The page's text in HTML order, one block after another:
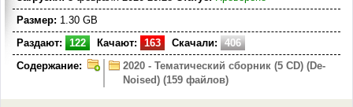
Размер: 1.30 GB
Раздают:
122 Качают: 163 Скачали:
406
Содержание:
2020 - Тематический сборник (5 CD) (De-
Noised) (159 файлов)